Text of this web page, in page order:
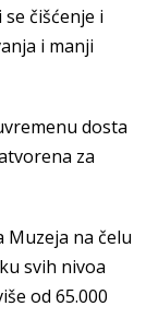
čišćenje i
i manji
dosta
za
Muzeja na čelu
svih nivoa
od 65.000